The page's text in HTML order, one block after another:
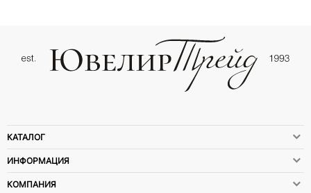
КАТАЛОГ
ИНФОРМАЦИЯ
КОМПАНИЯ